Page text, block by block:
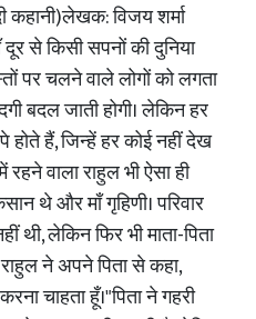
कहानी)लेखक: विजय शर्मा
से किसी सपनों की दुनिया
पर चलने वाले लोगों को लगता
बदल जाती होगी। लेकिन हर
हैं, जिन्हें हर कोई नहीं देख
वाला राहुल भी ऐसा ही
थे और माँ गृहिणी। परिवार
थी, लेकिन फिर भी माता-पिता
ने अपने पिता से कहा,
चाहता हूँ।"पिता ने गहरी